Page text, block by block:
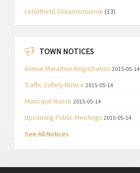
Letölthető Dokumentumok(13)
TOWN NOTICES
Annual Marathon Registration 2015-05-14
Traffic Safety Notice 2015-05-14
Municipal Waste 2015-05-14
Upcoming Public Meetings 2015-05-14
See All Notices